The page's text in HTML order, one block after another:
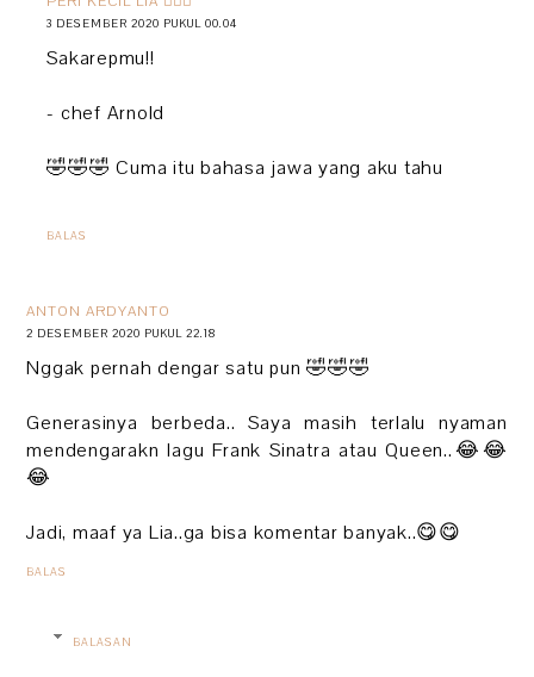
3 DESEMBER 2020 PUKUL 00.04
Sakarepmu!!
- chef Arnold
🤣🤣🤣 Cuma itu bahasa jawa yang aku tahu
BALAS
ANTON ARDYANTO
2 DESEMBER 2020 PUKUL 22.18
Nggak pernah dengar satu pun 🤣🤣🤣
Generasinya berbeda.. Saya masih terlalu nyaman
mendengarakn lagu Frank Sinatra atau Queen..😂😂
😂
Jadi, maaf ya Lia..ga bisa komentar banyak..😋😋
BALAS
BALASAN